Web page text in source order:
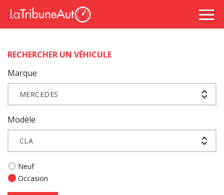
RECHERCHER UN VÉHICULE
Marque
MERCEDES
Modèle
CLA
Neuf
Occasion